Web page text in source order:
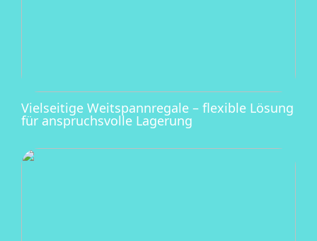
Vielseitige Weitspannregale – flexible Lösung
für anspruchsvolle Lagerung